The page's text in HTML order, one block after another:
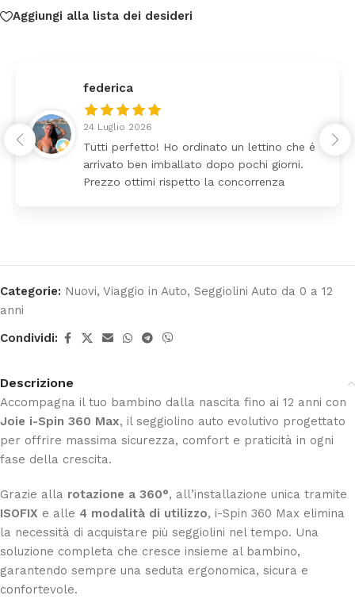
Aggiungi alla lista dei desideri
federica
24 Luglio 2026
Tutti perfetto! Ho ordinato un lettino che é
arrivato ben imballato dopo pochi giorni.
Prezzo ottimi rispetto la concorrenza
Categorie: Nuovi, Viaggio in Auto, Seggiolini Auto da 0 a 12
anni
Condividi:
Descrizione
Accompagna il tuo bambino dalla nascita fino ai 12 anni con
Joie i-Spin 360 Max, il seggiolino auto evolutivo progettato
per offrire massima sicurezza, comfort e praticità in ogni
fase della crescita.
Grazie alla rotazione a 360°, all’installazione unica tramite
ISOFIX e alle 4 modalità di utilizzo, i-Spin 360 Max elimina
la necessità di acquistare più seggiolini nel tempo. Una
soluzione completa che cresce insieme al bambino,
garantendo sempre una seduta ergonomica, sicura e
confortevole.